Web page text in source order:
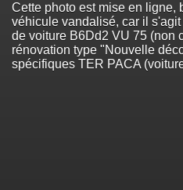
Cette photo est mise en ligne,
véhicule vandalisé, car il
de voiture B6Dd2 VU 75 (non
rénovation type "Nouvelle
spécifiques TER PACA